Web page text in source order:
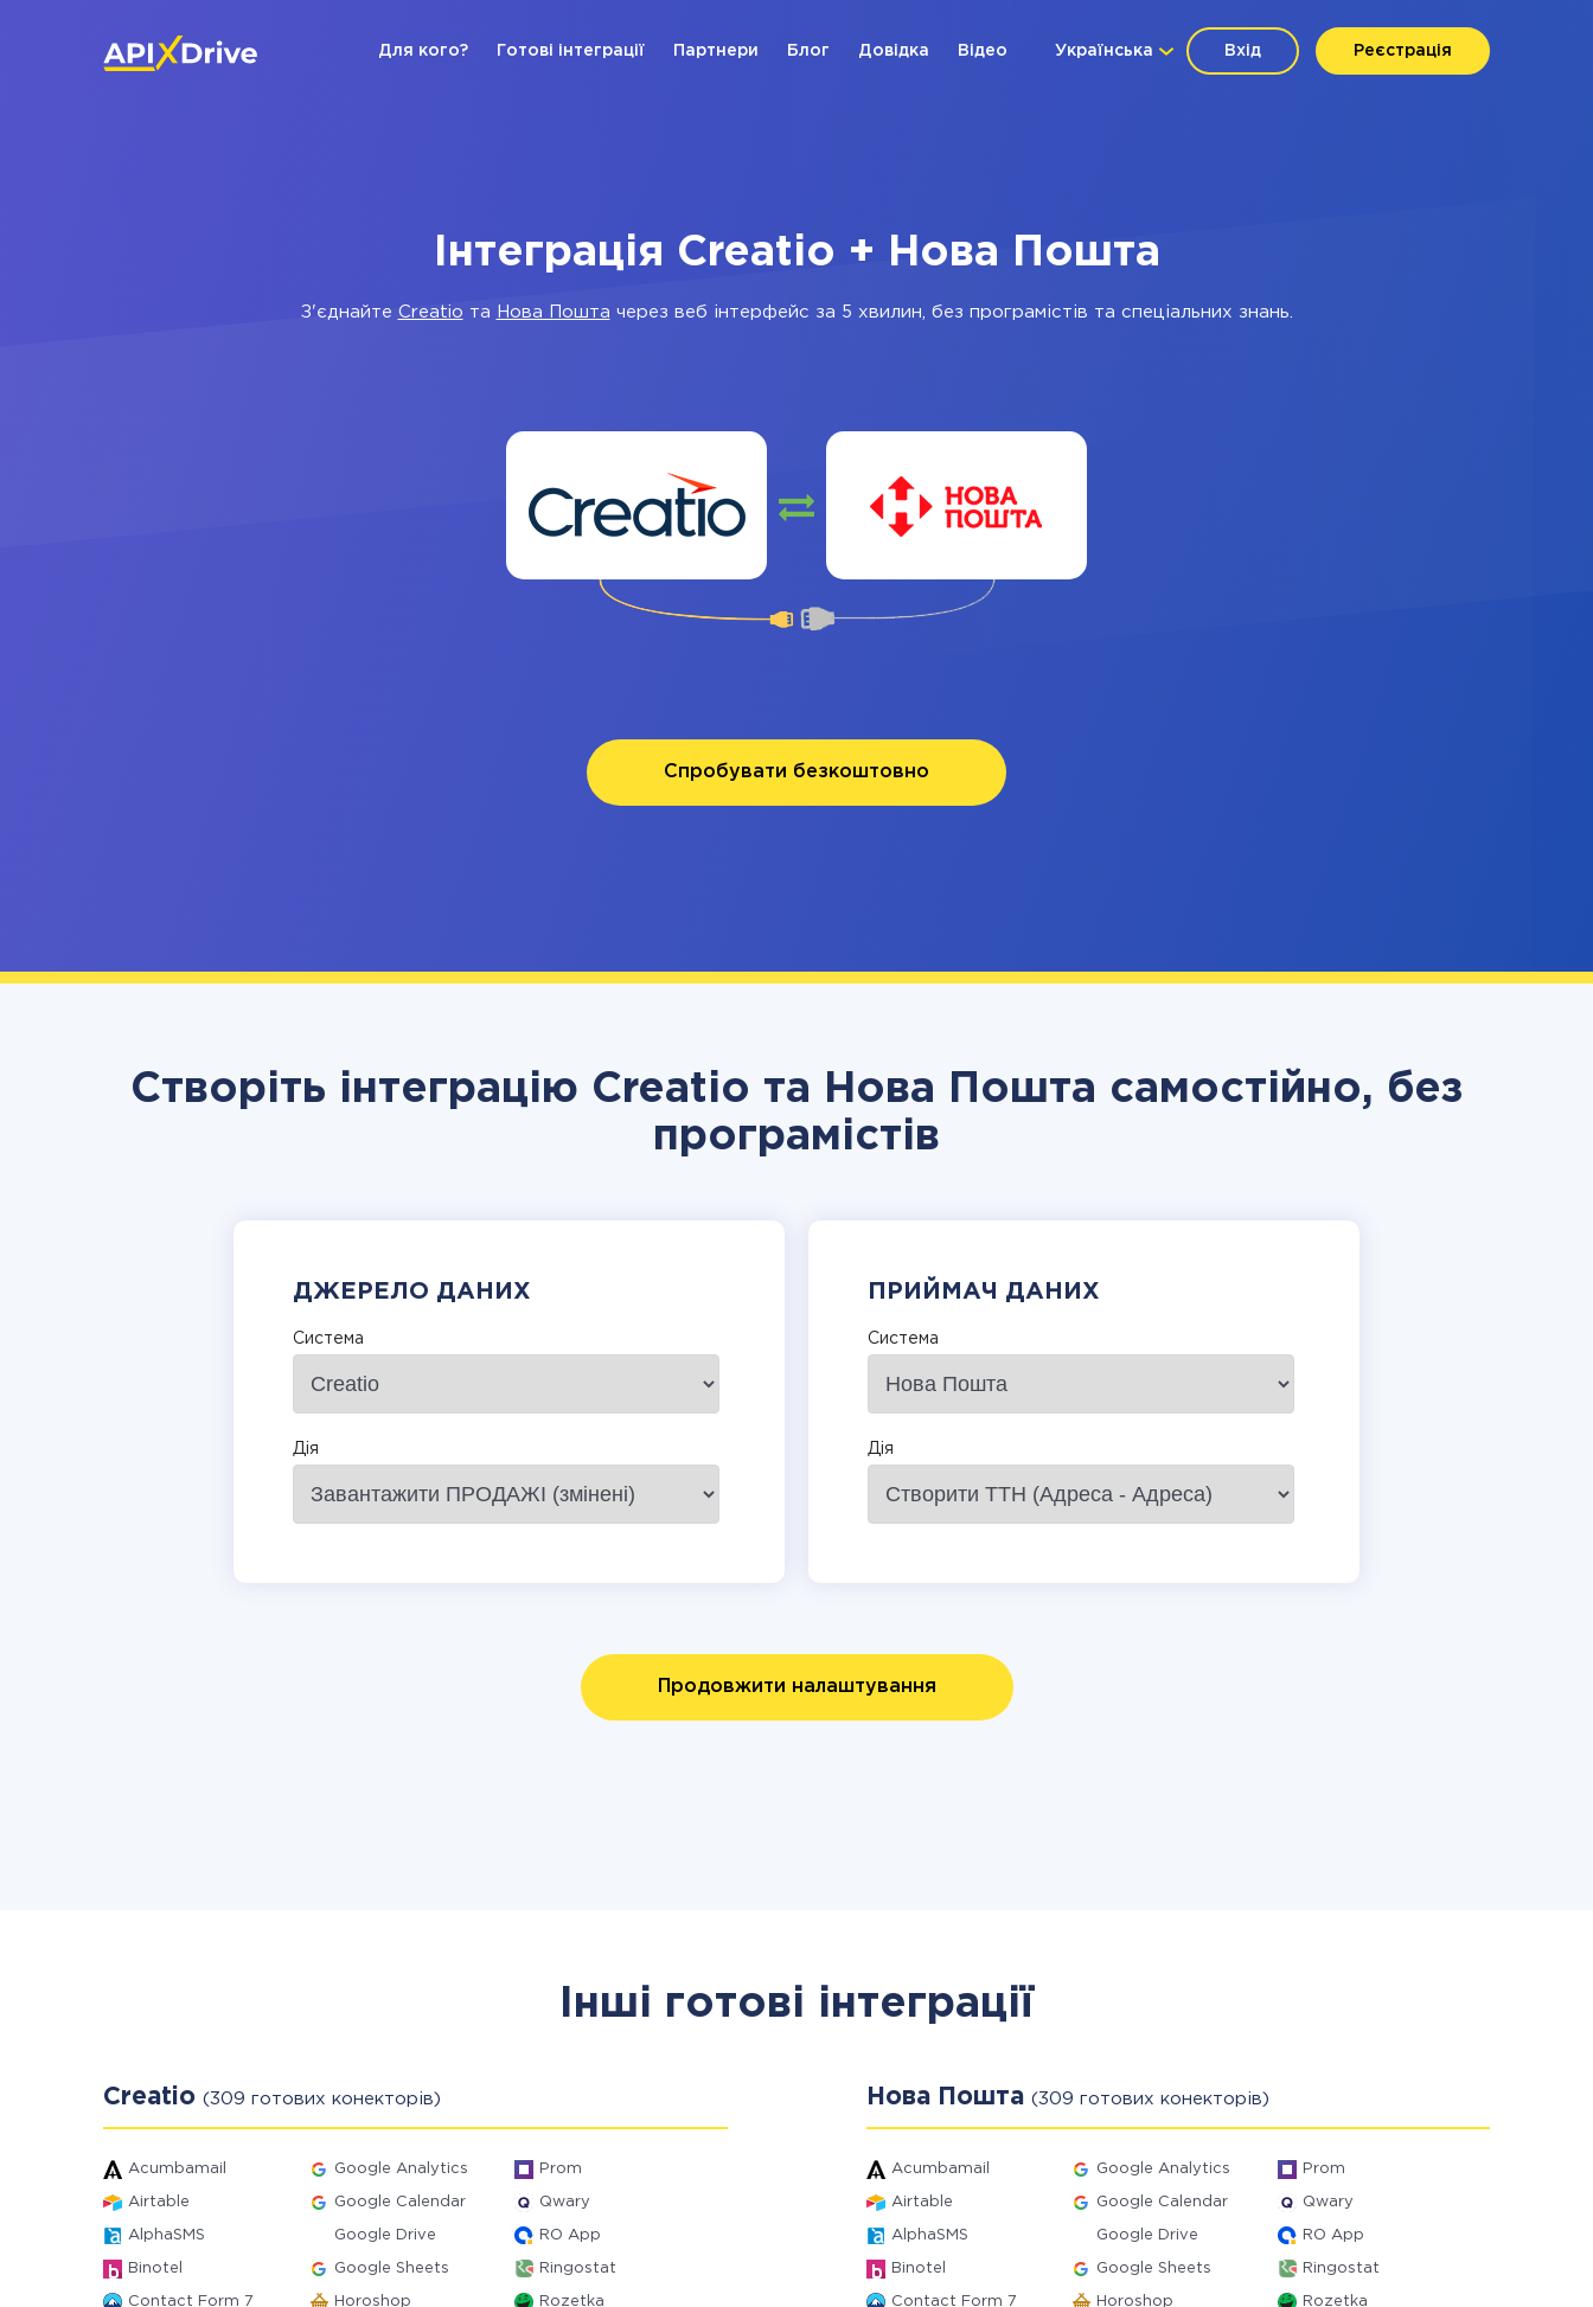
Вхід Реєстрація
Українська
Для кого? Готові інтеграції Партнери Блог Довідка Відео
Інтеграція Creatio + Нова Пошта
З'єднайте Creatio та Нова Пошта через веб інтерфейс за 5 хвилин, без програмістів та спеціальних знань.
Спробувати безкоштовно
Створіть інтеграцію Creatio та Нова Пошта самостійно, без
програмістів
ДЖЕРЕЛО ДАНИХ
Система
Дія
ПРИЙМАЧ ДАНИХ
Система
Дія
Продовжити налаштування
Інші готові інтеграції
Creatio (309 готових конекторів)
Acumbamail Google Analytics Prom
Airtable Google Calendar Qwary
AlphaSMS Google Drive RO App
Binotel Google Sheets Ringostat
Contact Form 7 Horoshop Rozetka
Нова Пошта (309 готових конекторів)
Acumbamail Google Analytics Prom
Airtable Google Calendar Qwary
AlphaSMS Google Drive RO App
Binotel Google Sheets Ringostat
Contact Form 7 Horoshop Rozetka